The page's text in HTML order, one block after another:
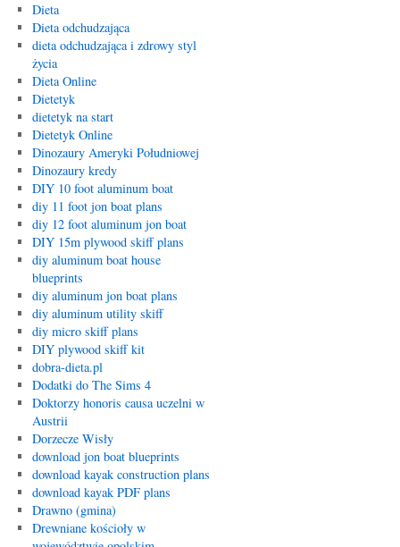
Dieta
Dieta odchudzająca
dieta odchudzająca i zdrowy styl
życia
Dieta Online
Dietetyk
dietetyk na start
Dietetyk Online
Dinozaury Ameryki Południowej
Dinozaury kredy
DIY 10 foot aluminum boat
diy 11 foot jon boat plans
diy 12 foot aluminum jon boat
DIY 15m plywood skiff plans
diy aluminum boat house
blueprints
diy aluminum jon boat plans
diy aluminum utility skiff
diy micro skiff plans
DIY plywood skiff kit
dobra-dieta.pl
Dodatki do The Sims 4
Doktorzy honoris causa uczelni w
Austrii
Dorzecze Wisły
download jon boat blueprints
download kayak construction plans
download kayak PDF plans
Drawno (gmina)
Drewniane kościoły w